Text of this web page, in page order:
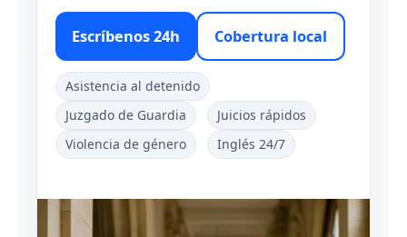
Escríbenos 24h Cobertura local
Asistencia al detenido
Juzgado de Guardia
Juicios rápidos
Violencia de género
Inglés 24/7